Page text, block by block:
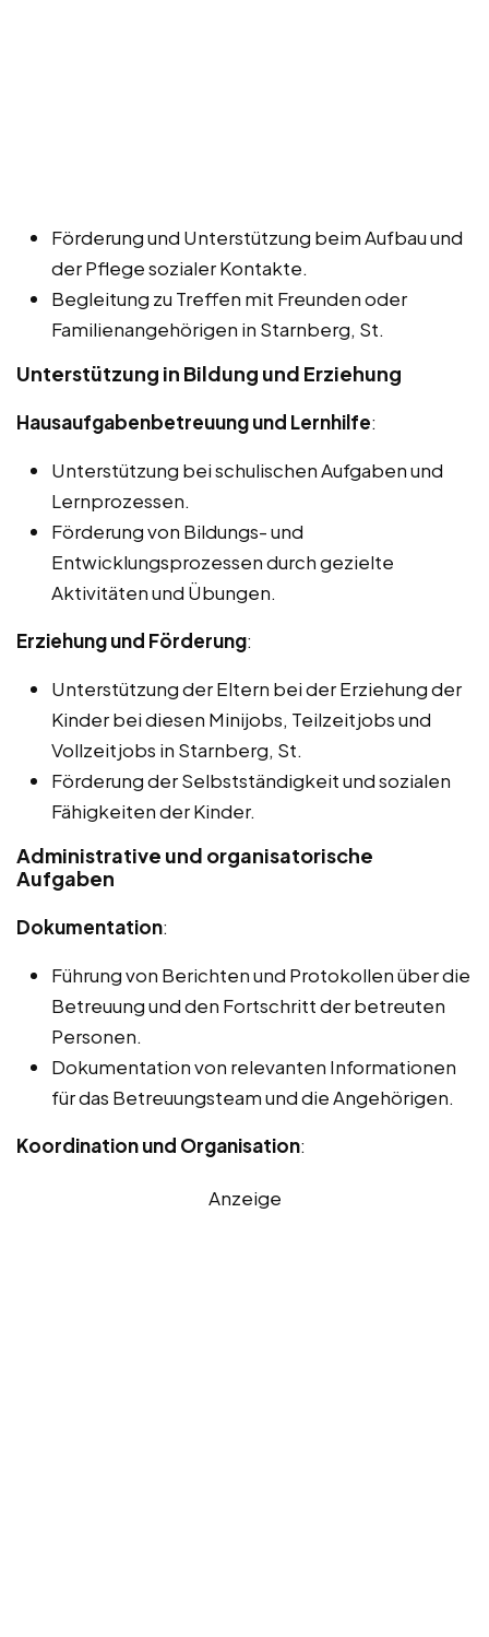
Förderung und Unterstützung beim Aufbau und
der Pflege sozialer Kontakte.
Begleitung zu Treffen mit Freunden oder
Familienangehörigen in Starnberg, St.
Unterstützung in Bildung und Erziehung
Hausaufgabenbetreuung und Lernhilfe:
Unterstützung bei schulischen Aufgaben und
Lernprozessen.
Förderung von Bildungs- und
Entwicklungsprozessen durch gezielte
Aktivitäten und Übungen.
Erziehung und Förderung:
Unterstützung der Eltern bei der Erziehung der
Kinder bei diesen Minijobs, Teilzeitjobs und
Vollzeitjobs in Starnberg, St.
Förderung der Selbstständigkeit und sozialen
Fähigkeiten der Kinder.
Administrative und organisatorische
Aufgaben
Dokumentation:
Führung von Berichten und Protokollen über die
Betreuung und den Fortschritt der betreuten
Personen.
Dokumentation von relevanten Informationen
für das Betreuungsteam und die Angehörigen.
Koordination und Organisation:
Anzeige